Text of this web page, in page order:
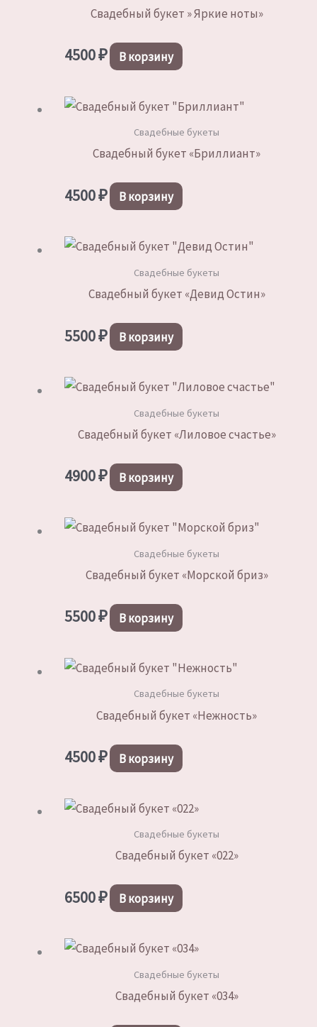
Свадебный букет » Яркие ноты»
4500₽ В корзину
Свадебные букеты
Свадебный букет «Бриллиант»
4500₽ В корзину
Свадебные букеты
Свадебный букет «Девид Остин»
5500₽ В корзину
Свадебные букеты
Свадебный букет «Лиловое счастье»
4900₽ В корзину
Свадебные букеты
Свадебный букет «Морской бриз»
5500₽ В корзину
Свадебные букеты
Свадебный букет «Нежность»
4500₽ В корзину
Свадебные букеты
Свадебный букет «022»
6500₽ В корзину
Свадебные букеты
Свадебный букет «034»